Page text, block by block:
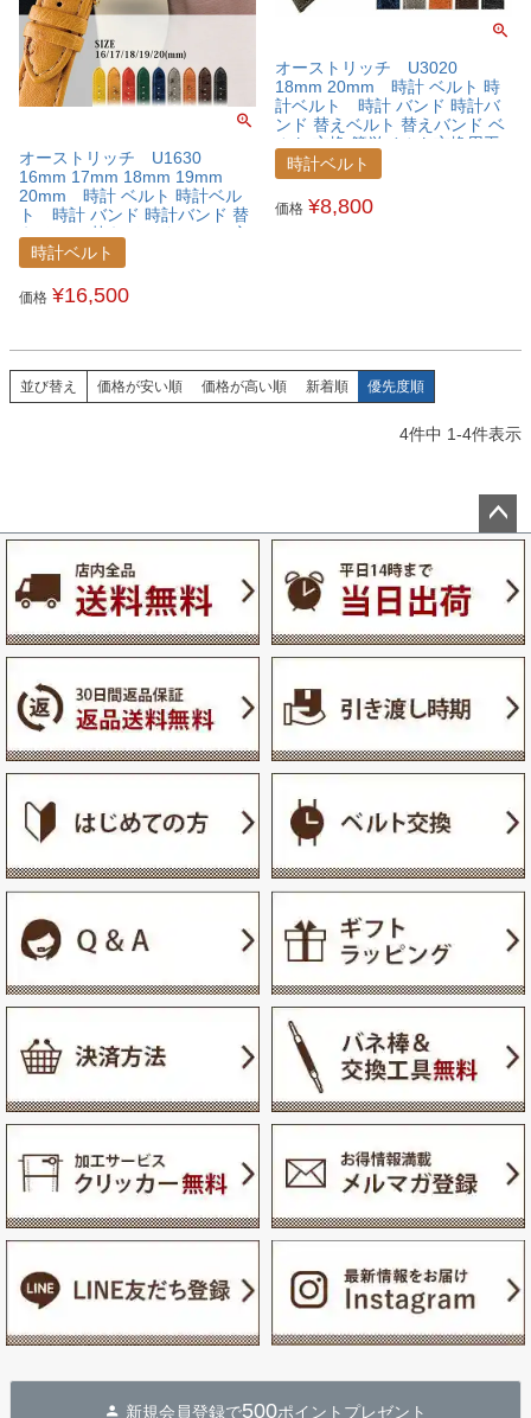
オーストリッチ U1630
16mm 17mm 18mm 19mm
20mm 時計 ベルト 時計ベル
ト 時計 バンド 時計バンド 替
えベルト 替えバンド ベルト 交
換 簡単ベルト交換用工具付
時計ベルト
価格 ¥16,500
オーストリッチ U3020
18mm 20mm 時計 ベルト 時
計ベルト 時計 バンド 時計バ
ンド 替えベルト 替えバンド ベ
ルト 交換 簡単ベルト交換用工
具付
時計ベルト
価格 ¥8,800
並び替え 価格が安い順 価格が高い順 新着順 優先度順
4件中 1-4件表示
ペー
ップ
新規会員登録で500ポイントプレゼント